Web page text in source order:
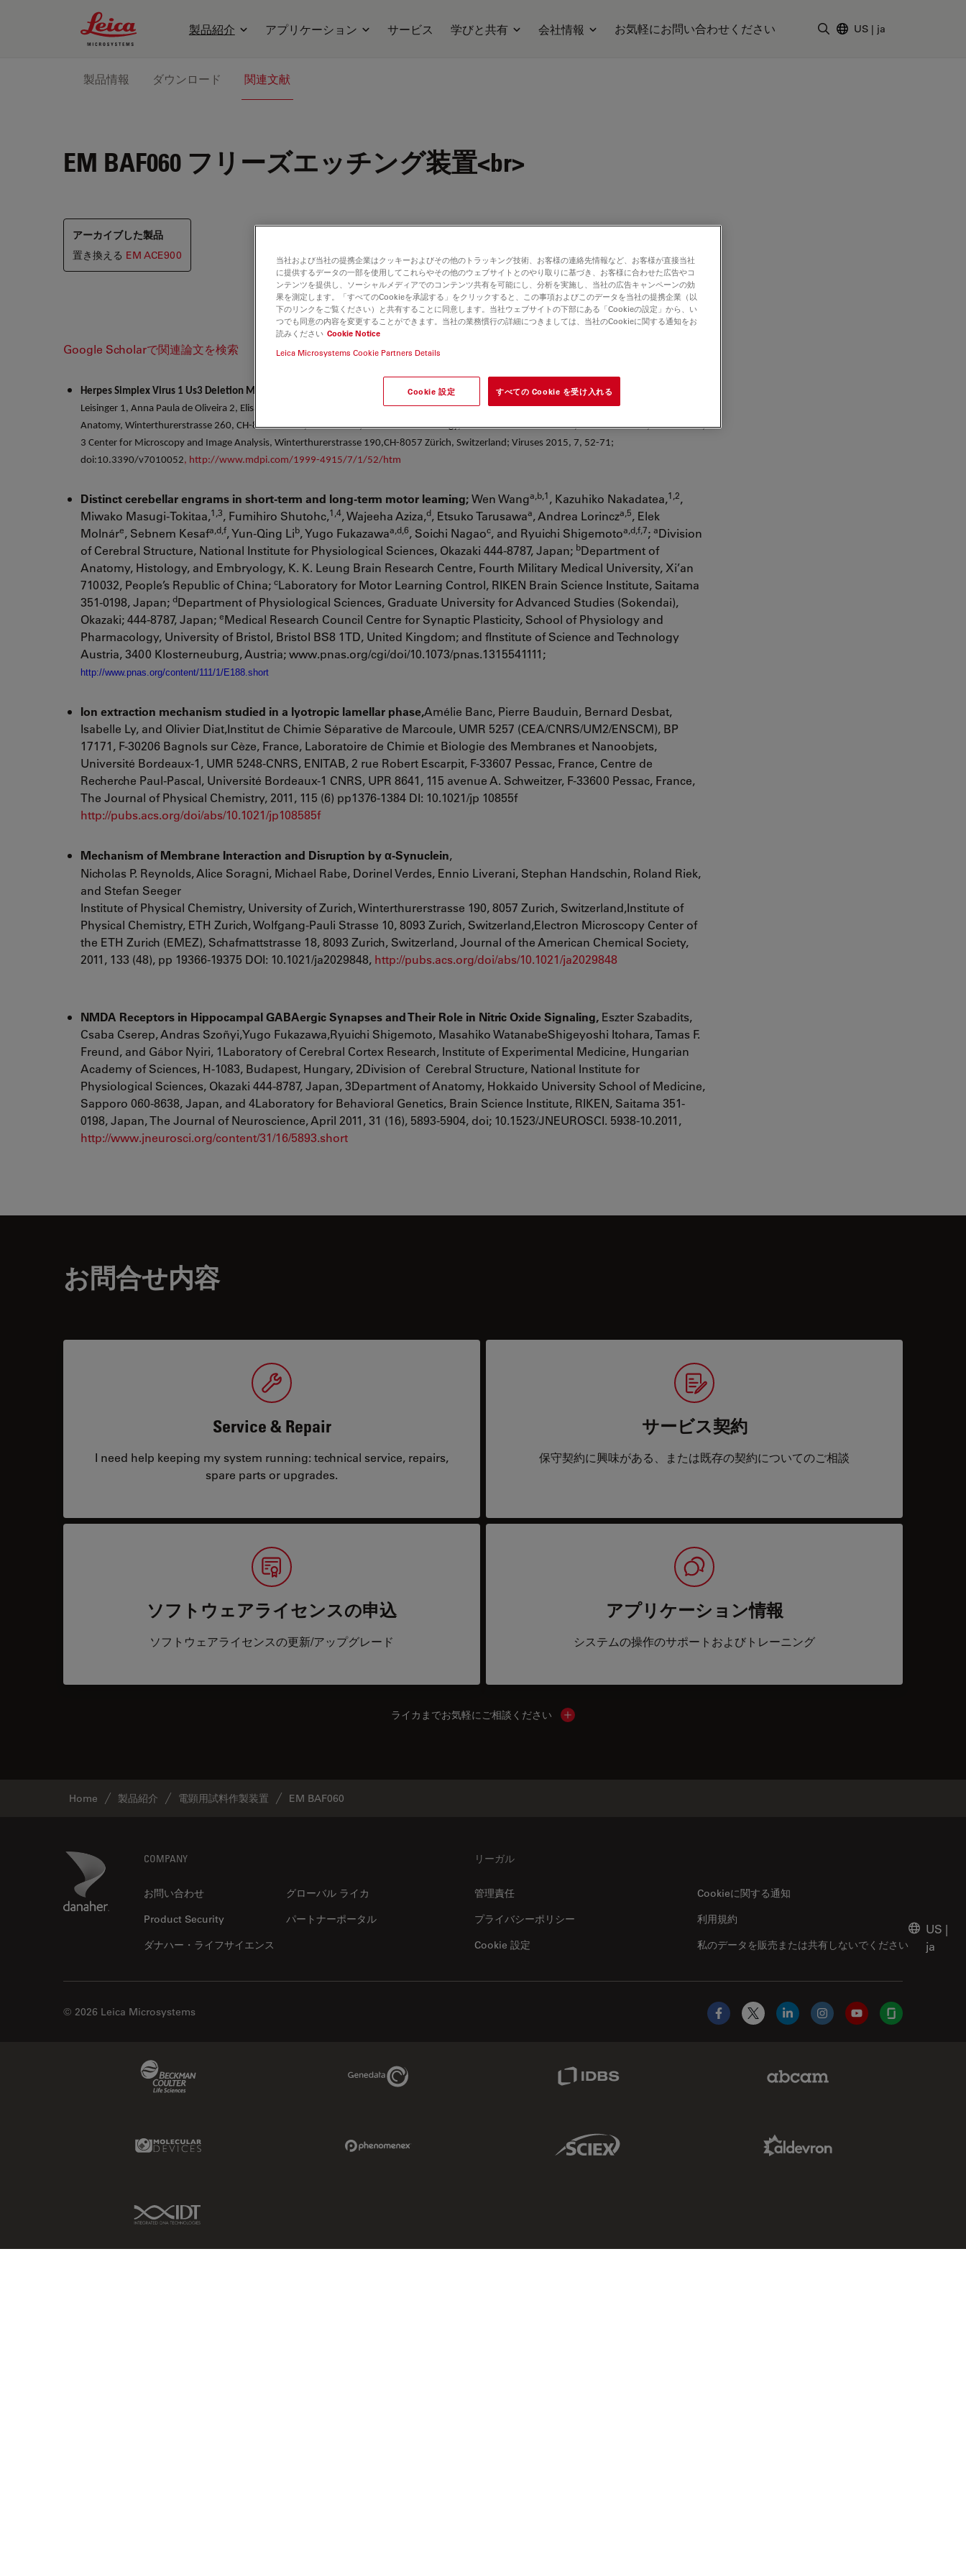
Leica Microsystems Logo
製品紹介 アプリケーション サービス 学びと共有 会社情報 お気軽にお問い合わせください US | ja
製品情報 ダウンロード 関連文献
EM BAF060 フリーズエッチング装置<br>
アーカイブした製品
置き換える EM ACE900
Google Scholarで関連論文を検索
Herpes Simplex Virus 1 Us3 Deletion Mutant is Infective Despite Impaired Capsid Translocation to the Cytoplasm,Peter Wild 1,2,*, Sabine
Leisinger 1, Anna Paula de Oliveira 2, Elisabeth M. Schraner 1,2, Andres Kaech 3, Mathias Ackermann 2 and Kurt Tobler 2 ; 1 Institute of Veterinar
Anatomy, Winterthurerstrasse 260, CH-8057 Zürich, Switzerland; 2 Institute of Virology, Winterthurerstrasse 266a, CH-8057 Zürich, Switzerland;
3 Center for Microscopy and Image Analysis, Winterthurerstrasse 190,CH-8057 Zürich, Switzerland; Viruses 2015, 7, 52-71;
doi:10.3390/v7010052, http://www.mdpi.com/1999-4915/7/1/52/htm
Distinct cerebellar engrams in short-term and long-term motor learning;Wen Wanga,b,1, Kazuhiko Nakadatea,1,2,
Miwako Masugi-Tokitaa,1,3, Fumihiro Shutohc,1,4, Wajeeha Aziza,d, Etsuko Tarusawaa, Andrea Lorincza,5, Elek
Molnáre, Sebnem Kesafa,d,f, Yun-Qing Lib, Yugo Fukazawaa,d,6, Soichi Nagaoc, and Ryuichi Shigemotoa,d,f,7; aDivision
of Cerebral Structure, National Institute for Physiological Sciences, Okazaki 444-8787, Japan; bDepartment of
Anatomy, Histology, and Embryology, K. K. Leung Brain Research Centre, Fourth Military Medical University, Xi’an
710032, People’s Republic of China; cLaboratory for Motor Learning Control, RIKEN Brain Science Institute, Saitama
351-0198, Japan; dDepartment of Physiological Sciences, Graduate University for Advanced Studies (Sokendai),
Okazaki; 444-8787, Japan; eMedical Research Council Centre for Synaptic Plasticity, School of Physiology and
Pharmacology, University of Bristol, Bristol BS8 1TD, United Kingdom; and fInstitute of Science and Technology
Austria, 3400 Klosterneuburg, Austria; www.pnas.org/cgi/doi/10.1073/pnas.1315541111;
http://www.pnas.org/content/111/1/E188.short
Ion extraction mechanism studied in a lyotropic lamellar phase,Amélie Banc, Pierre Bauduin, Bernard Desbat,
Isabelle Ly, and Olivier Diat,Institut de Chimie Séparative de Marcoule, UMR 5257 (CEA/CNRS/UM2/ENSCM), BP
17171, F-30206 Bagnols sur Cèze, France, Laboratoire de Chimie et Biologie des Membranes et Nanoobjets,
Université Bordeaux-1, UMR 5248-CNRS, ENITAB, 2 rue Robert Escarpit, F-33607 Pessac, France, Centre de
Recherche Paul-Pascal, Université Bordeaux-1 CNRS, UPR 8641, 115 avenue A. Schweitzer, F-33600 Pessac, France,
The Journal of Physical Chemistry, 2011, 115 (6) pp1376-1384 DI: 10.1021/jp 10855f
http://pubs.acs.org/doi/abs/10.1021/jp108585f
Mechanism of Membrane Interaction and Disruption by α-Synuclein,
Nicholas P. Reynolds, Alice Soragni, Michael Rabe, Dorinel Verdes, Ennio Liverani, Stephan Handschin, Roland Riek,
and Stefan Seeger
Institute of Physical Chemistry, University of Zurich, Winterthurerstrasse 190, 8057 Zurich, Switzerland,Institute of
Physical Chemistry, ETH Zurich, Wolfgang-Pauli Strasse 10, 8093 Zurich, Switzerland,Electron Microscopy Center of
the ETH Zurich (EMEZ), Schafmattstrasse 18, 8093 Zurich, Switzerland, Journal of the American Chemical Society,
2011, 133 (48), pp 19366-19375 DOI: 10.1021/ja2029848, http://pubs.acs.org/doi/abs/10.1021/ja2029848
NMDA Receptors in Hippocampal GABAergic Synapses and Their Role in Nitric Oxide Signaling, Eszter Szabadits,
Csaba Cserep, Andras Szoñyi,Yugo Fukazawa,Ryuichi Shigemoto, Masahiko WatanabeShigeyoshi Itohara, Tamas F.
Freund, and Gábor Nyiri, 1Laboratory of Cerebral Cortex Research, Institute of Experimental Medicine, Hungarian
Academy of Sciences, H-1083, Budapest, Hungary, 2Division of Cerebral Structure, National Institute for
Physiological Sciences, Okazaki 444-8787, Japan, 3Department of Anatomy, Hokkaido University School of Medicine,
Sapporo 060-8638, Japan, and 4Laboratory for Behavioral Genetics, Brain Science Institute, RIKEN, Saitama 351-
0198, Japan, The Journal of Neuroscience, April 2011, 31 (16), 5893-5904, doi; 10.1523/JNEUROSCI. 5938-10.2011,
http://www.jneurosci.org/content/31/16/5893.short
お問合せ内容
Service & Repair
I need help keeping my system running: technical service, repairs,
spare parts or upgrades.
サービス契約
保守契約に興味がある、または既存の契約についてのご相談
ソフトウェアライセンスの申込
ソフトウェアライセンスの更新/アップグレード
アプリケーション情報
システムの操作のサポートおよびトレーニング
ライカまでお気軽にご相談ください Show local contacts
Home 製品紹介 電顕用試料作製装置 EM BAF060
Danaher Logo COMPANY
お問い合わせ
グローバル ライカ
Product Security
パートナーポータル
ダナハー・ライフサイエンス
リーガル
管理責任
Cookieに関する通知
プライバシーポリシー
私のデータを販売または共有しないでください
利用規約
Cookie 設定
US |
ja
© 2026 Leica Microsystems
Facebook
X LinkedInInstagramYouTubeGlassdoor
Genedata Link
Molecular Devices Link Sciex Link
IDT Link
当社および当社の提携企業はクッキーおよびその他のトラッキング技術、お客様の連絡先情報など、お客様が直接当社
に提供するデータの一部を使用してこれらやその他のウェブサイトとのやり取りに基づき、お客様に合わせた広告やコ
ンテンツを提供し、ソーシャルメディアでのコンテンツ共有を可能にし、分析を実施し、当社の広告キャンペーンの効
果を測定します。「すべてのCookieを承認する」をクリックすると、この事項およびこのデータを当社の提携企業（以
下のリンクをご覧ください）と共有することに同意します。当社ウェブサイトの下部にある「Cookieの設定」から、い
つでも同意の内容を変更することができます。当社の業務慣行の詳細につきましては、当社のCookieに関する通知をお
読みください Cookie Notice
Leica Microsystems Cookie Partners Details
Cookie 設定 すべての Cookie を受け入れる